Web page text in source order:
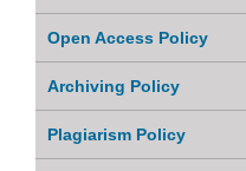
Open Access Policy
Archiving Policy
Plagiarism Policy